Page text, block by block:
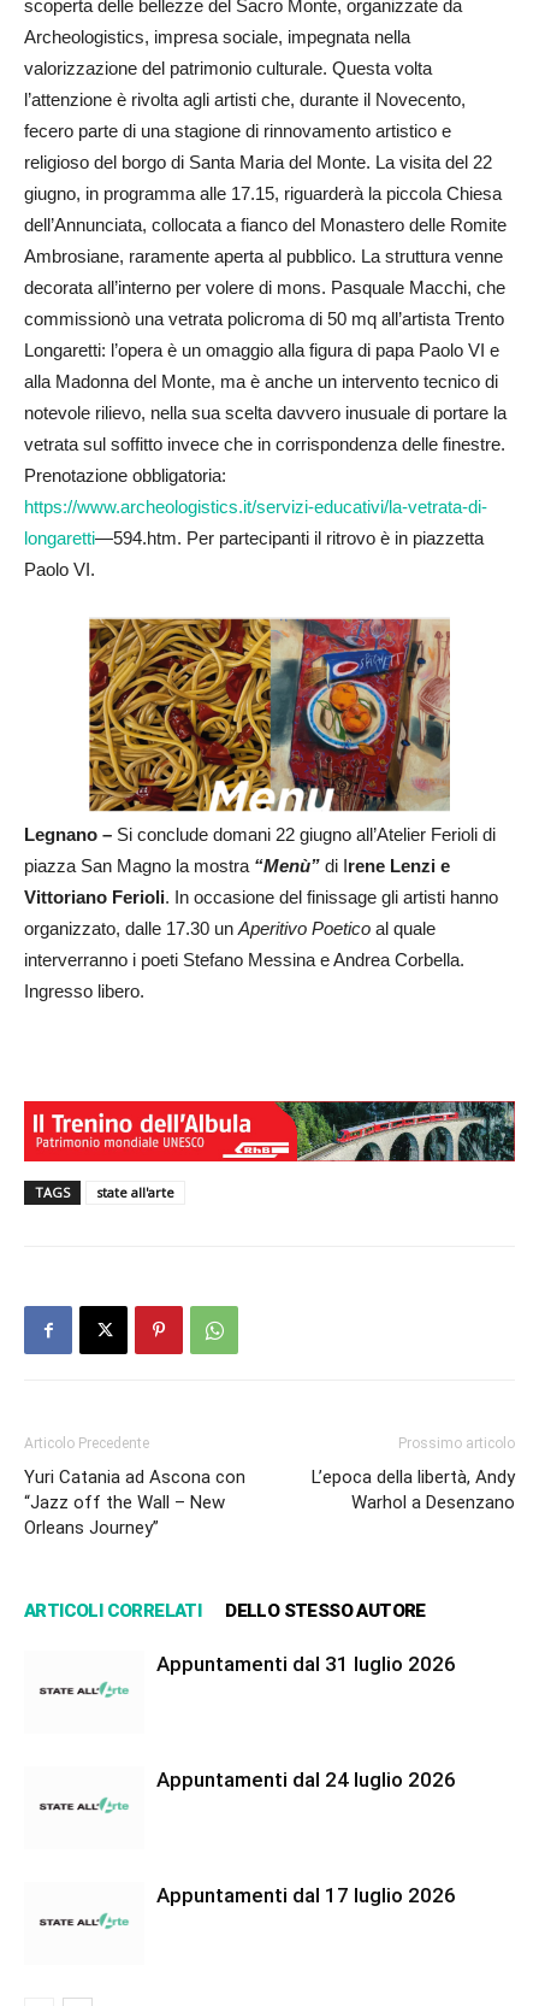
scoperta delle bellezze del Sacro Monte, organizzate da
Archeologistics, impresa sociale, impegnata nella
valorizzazione del patrimonio culturale. Questa volta
l’attenzione è rivolta agli artisti che, durante il Novecento,
fecero parte di una stagione di rinnovamento artistico e
religioso del borgo di Santa Maria del Monte. La visita del 22
giugno, in programma alle 17.15, riguarderà la piccola Chiesa
dell’Annunciata, collocata a fianco del Monastero delle Romite
Ambrosiane, raramente aperta al pubblico. La struttura venne
decorata all’interno per volere di mons. Pasquale Macchi, che
commissionò una vetrata policroma di 50 mq all’artista Trento
Longaretti: l’opera è un omaggio alla figura di papa Paolo VI e
alla Madonna del Monte, ma è anche un intervento tecnico di
notevole rilievo, nella sua scelta davvero inusuale di portare la
vetrata sul soffitto invece che in corrispondenza delle finestre.
Prenotazione obbligatoria:
https://www.archeologistics.it/servizi-educativi/la-vetrata-di-
longaretti—594.htm. Per partecipanti il ritrovo è in piazzetta
Paolo VI.
Legnano – Si conclude domani 22 giugno all’Atelier Ferioli di
piazza San Magno la mostra “Menù” di Irene Lenzi e
Vittoriano Ferioli. In occasione del finissage gli artisti hanno
organizzato, dalle 17.30 un Aperitivo Poetico al quale
interverranno i poeti Stefano Messina e Andrea Corbella.
Ingresso libero.
TAGS state all'arte
Articolo Precedente
Yuri Catania ad Ascona con
“Jazz off the Wall – New
Orleans Journey”
Prossimo articolo
L’epoca della libertà, Andy
Warhol a Desenzano
ARTICOLI CORRELATI DELLO STESSO AUTORE
Appuntamenti dal 31 luglio 2026
Appuntamenti dal 24 luglio 2026
Appuntamenti dal 17 luglio 2026